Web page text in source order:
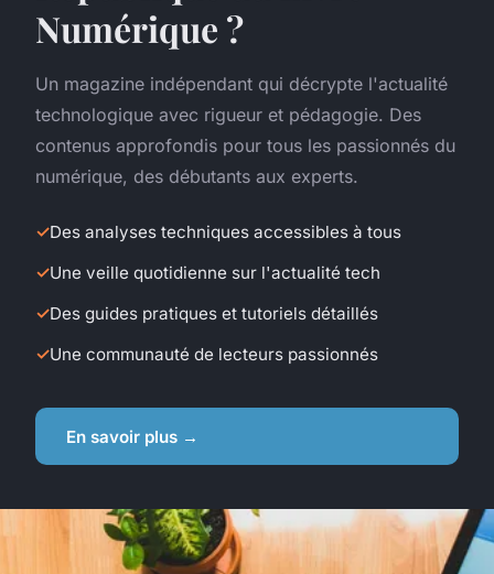
Numérique ?
Un magazine indépendant qui décrypte l'actualité
technologique avec rigueur et pédagogie. Des
contenus approfondis pour tous les passionnés du
numérique, des débutants aux experts.
Des analyses techniques accessibles à tous
Une veille quotidienne sur l'actualité tech
Des guides pratiques et tutoriels détaillés
Une communauté de lecteurs passionnés
En savoir plus →